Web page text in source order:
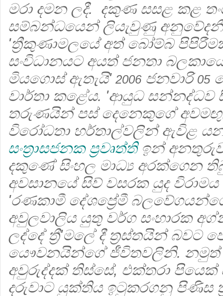
මරා දමන ලදී. දකුණ සසළ කළ
සම්බන්ධයෙන් ලියැවුණු
'ත්‍රීකුණාමලයේ අත් බෝම්බ
සංවිධානයට අයත් ජනතා
මියගොස් ඇතැයි' 2006 ජනවාරි05
වාර්තා කළේය. 'ආයුධ සන්නද්ධව
තරුණයින් පස් දෙනෙකුගේ අවමඟුල්
විරෝධතා හර්තාල්වලින් ඇවිළ
සංත්‍රාසජනක ප්‍රවෘත්ති ඉන්
දකුණේ සිංහල මාධ්‍ය අරක්ගෙන
අවසානයේ සිව් වසරක යුද විරාමය
'රණකාමී දේශප්‍රේමී
අවුලවාලිය යුතු වර්ග සංහාරක
ලද්දේ ත්‍රී'මලේ දී ත්‍රස්තයින් බවට
යෞවනයින්ගේ ජීවිතවලිනි. නමුත්
අවුරුද්දක් තිස්සේ, එක්තරා පියෙක්
දරුවාට යුක්තිය ඉටුකරගනු පිණිස